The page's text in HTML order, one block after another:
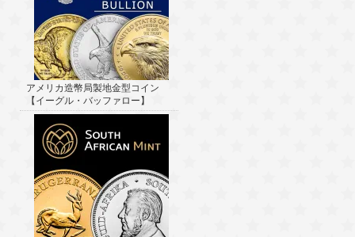
アメリカ造幣局製地金型コイン
【イーグル・バッファロー】